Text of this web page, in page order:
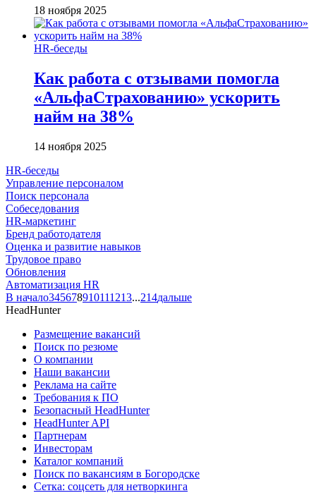
18 ноября 2025
HR-беседы
Как работа с отзывами помогла
«АльфаСтрахованию» ускорить
найм на 38%
14 ноября 2025
HR-беседы
Управление персоналом
Поиск персонала
Собеседования
HR-маркетинг
Бренд работодателя
Оценка и развитие навыков
Трудовое право
Обновления
Автоматизация HR
В начало345678910111213...214дальше
HeadHunter
Размещение вакансий
Поиск по резюме
О компании
Наши вакансии
Реклама на сайте
Требования к ПО
Безопасный HeadHunter
HeadHunter API
Партнерам
Инвесторам
Каталог компаний
Поиск по вакансиям в Богородске
Сетка: соцсеть для нетворкинга